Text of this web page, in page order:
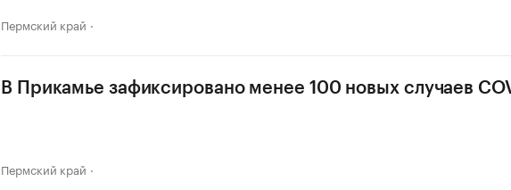
Пермский край
В Прикамье зафиксировано менее 100 новых случаев
Пермский край